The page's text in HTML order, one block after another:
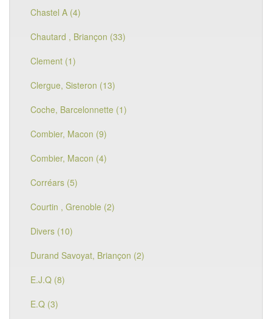
Chastel A (4)
Chautard , Briançon (33)
Clement (1)
Clergue, Sisteron (13)
Coche, Barcelonnette (1)
Combier, Macon (9)
Combier, Macon (4)
Corréars (5)
Courtin , Grenoble (2)
Divers (10)
Durand Savoyat, Briançon (2)
E.J.Q (8)
E.Q (3)